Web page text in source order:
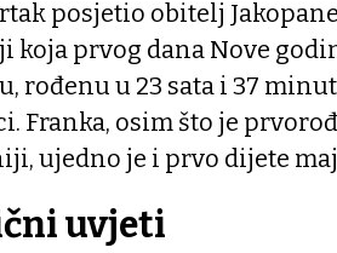
posjetio obitelj
koja prvog dana Nove
rođenu u 23 sata i 37
Franka, osim što je
ujedno je i prvo dijete
uvjeti